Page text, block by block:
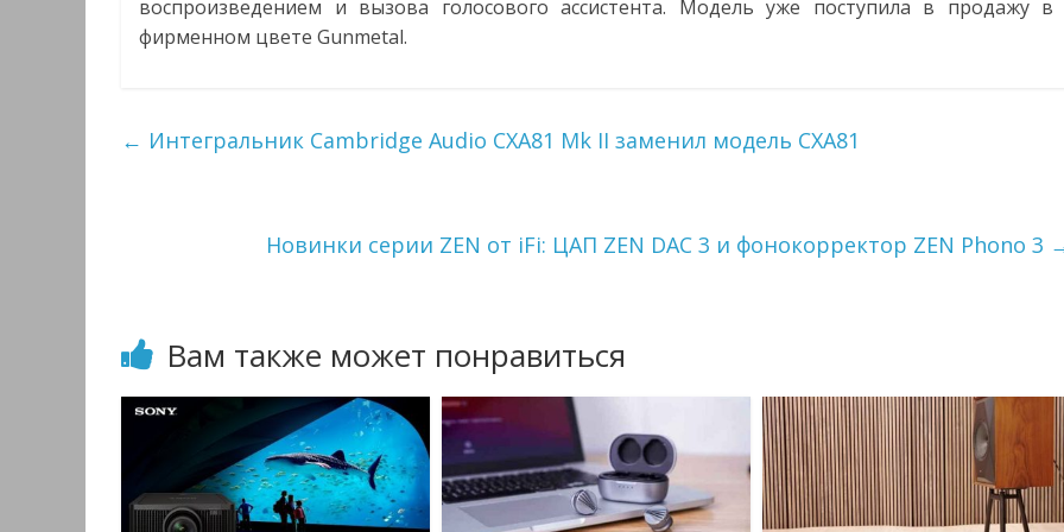
воспроизведением и вызова голосового ассистента. Модель уже поступила в продажу в
фирменном цвете Gunmetal.
← Интегральник Cambridge Audio CXA81 Mk II заменил модель CXA81
Новинки серии ZEN от iFi: ЦАП ZEN DAC 3 и фонокорректор ZEN Phono 3
Вам также может понравиться